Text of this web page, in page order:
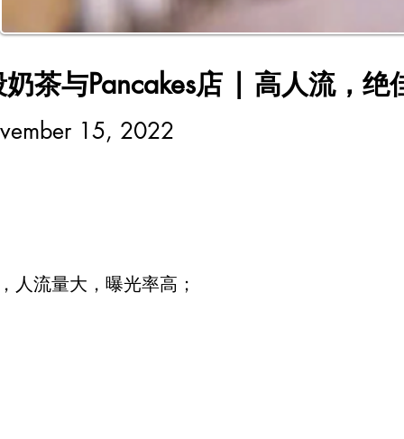
茶与Pancakes店 | 高人流，绝
15, 2022
人流量大，曝光率高；